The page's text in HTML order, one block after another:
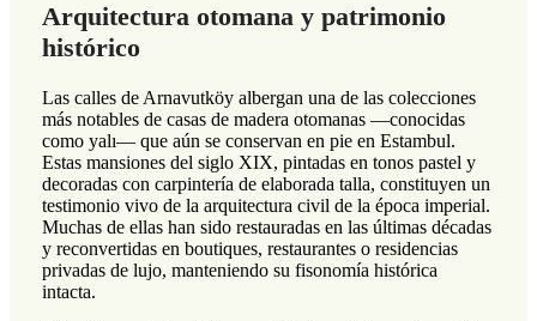
Arquitectura otomana y patrimonio
histórico
Las calles de Arnavutköy albergan una de las colecciones
más notables de casas de madera otomanas —conocidas
como yalı— que aún se conservan en pie en Estambul.
Estas mansiones del siglo XIX, pintadas en tonos pastel y
decoradas con carpintería de elaborada talla, constituyen un
testimonio vivo de la arquitectura civil de la época imperial.
Muchas de ellas han sido restauradas en las últimas décadas
y reconvertidas en boutiques, restaurantes o residencias
privadas de lujo, manteniendo su fisonomía histórica
intacta.